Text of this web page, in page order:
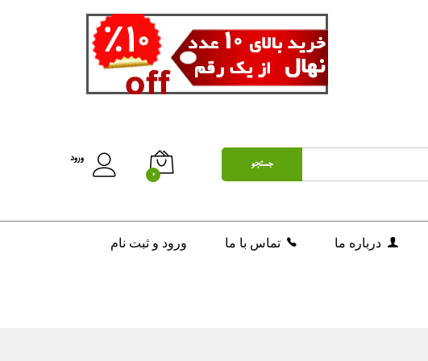
جستجو
0
ورود
درباره ما تماس با ما ورود و ثبت نام